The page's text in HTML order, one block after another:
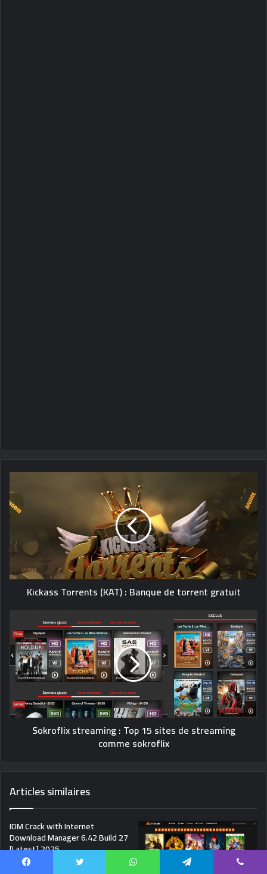
Kickass Torrents (KAT) : Banque de torrent gratuit
Sokroflix streaming : Top 15 sites de streaming
comme sokroflix
Articles similaires
IDM Crack with Internet
Download Manager 6.42 Build 27
[Latest] 2025
février 10, 2025